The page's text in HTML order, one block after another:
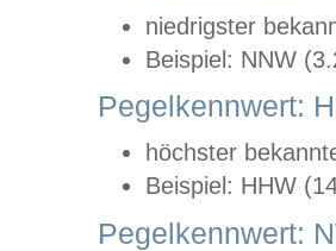
niedrigster
Beispiel: NNW
Pegelkennwert:
höchster
Beispiel: HHW
Pegelkennwert: